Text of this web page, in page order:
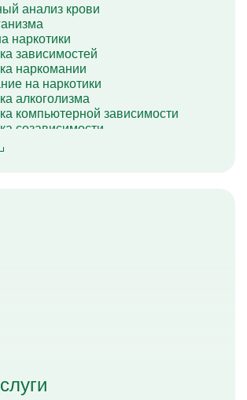
анализ крови
наркотики
зависимостей
наркомании
на наркотики
алкоголизма
компьютерной зависимости
созависимости